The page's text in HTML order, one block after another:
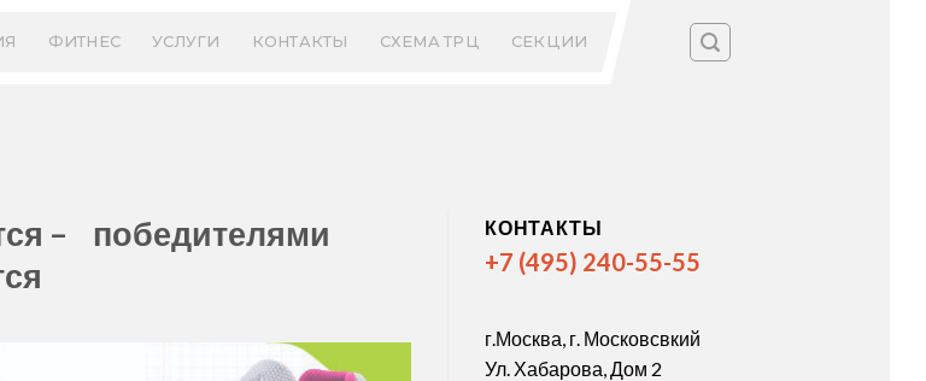
ФИТНЕС УСЛУГИ КОНТАКТЫ СХЕМА ТРЦ СЕКЦИИ
– победителями
КОНТАКТЫ
+7 (495) 240-55-55
г.Москва, г. Московсвкий
Ул. Хабарова, Дом 2